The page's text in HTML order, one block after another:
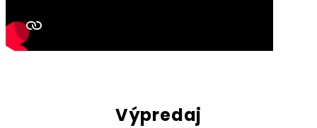
Výpredaj